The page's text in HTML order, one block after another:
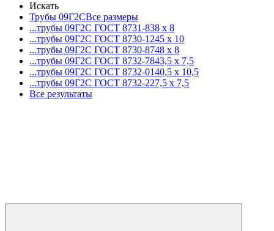
Искать
Трубы 09Г2СВсе размеры
...трубы 09Г2С ГОСТ 8731-838 x 8
...трубы 09Г2С ГОСТ 8730-1245 x 10
...трубы 09Г2С ГОСТ 8730-8748 x 8
...трубы 09Г2С ГОСТ 8732-7843,5 x 7,5
...трубы 09Г2С ГОСТ 8732-0140,5 x 10,5
...трубы 09Г2С ГОСТ 8732-227,5 x 7,5
Все результаты